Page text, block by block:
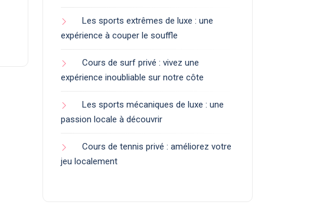
Les sports extrêmes de luxe : une
expérience à couper le souffle
Cours de surf privé : vivez une
expérience inoubliable sur notre côte
Les sports mécaniques de luxe : une
passion locale à découvrir
Cours de tennis privé : améliorez votre
jeu localement